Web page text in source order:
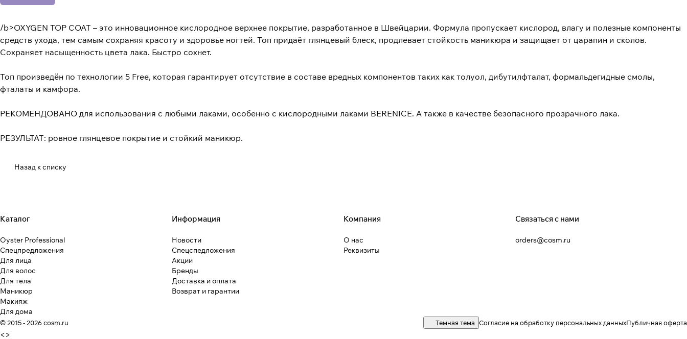
/b>OXYGEN TOP COAT – это инновационное кислородное верхнее покрытие, разработанное в Швейцарии. Формула пропускает кислород, влагу и полезные компоненты
средств ухода, тем самым сохраняя красоту и здоровье ногтей. Топ придаёт глянцевый блеск, продлевает стойкость маникюра и защищает от царапин и сколов.
Сохраняет насыщенность цвета лака. Быстро сохнет.
Топ произведён по технологии 5 Free, которая гарантирует отсутствие в составе вредных компонентов таких как толуол, дибутилфталат, формальдегидные смолы,
фталаты и камфора.
РЕКОМЕНДОВАНО для использования с любыми лаками, особенно с кислородными лаками BERENICE. А также в качестве безопасного прозрачного лака.
РЕЗУЛЬТАТ: ровное глянцевое покрытие и стойкий маникюр.
Назад к списку
Каталог
Oyster Professional
Спецпредложения
Для лица
Для волос
Для тела
Маникюр
Макияж
Для дома
Информация
Новости
Спецспедложения
Акции
Бренды
Доставка и оплата
Возврат и гарантии
Компания
О нас
Реквизиты
Связаться с нами
orders@cosm.ru
© 2015 - 2026 cosm.ru Темная тема Согласие на обработку персональных данныхПубличная оферта
<>